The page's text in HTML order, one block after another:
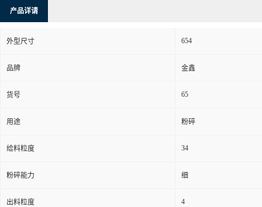
产品详请
外型尺寸 654
品牌 金鑫
货号 65
用途 粉碎
给料粒度 34
粉碎能力 细
出料粒度 4